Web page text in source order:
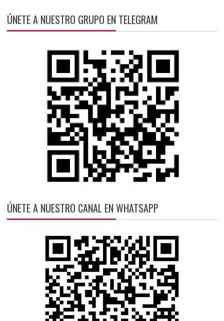
ÚNETE A NUESTRO GRUPO EN TELEGRAM
ÚNETE A NUESTRO CANAL EN WHATSAPP